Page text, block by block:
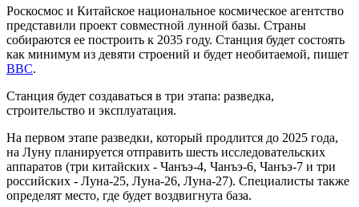
Роскосмос и Китайское национальное космическое агентство
представили проект совместной лунной базы. Страны
собираются ее построить к 2035 году. Станция будет состоять
как минимум из девяти строений и будет необитаемой, пишет
BBC.
Станция будет создаваться в три этапа: разведка,
строительство и эксплуатация.
На первом этапе разведки, который продлится до 2025 года,
на Луну планируется отправить шесть исследовательских
аппаратов (три китайских - Чанъэ-4, Чанъэ-6, Чанъэ-7 и три
российских - Луна-25, Луна-26, Луна-27). Специалисты также
определят место, где будет воздвигнута база.